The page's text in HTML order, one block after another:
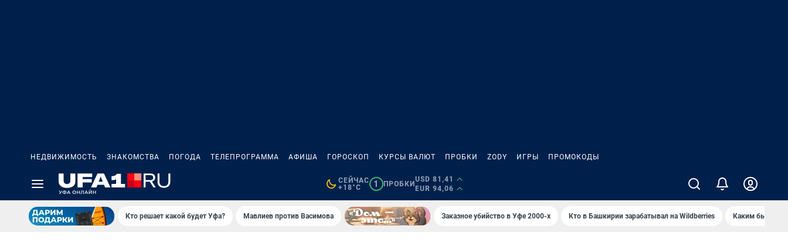
НЕДВИЖИМОСТЬ ЗНАКОМСТВА ПОГОДА ТЕЛЕПРОГРАММА АФИША ГОРОСКОП КУРСЫ ВАЛЮТ ПРОБКИ ZODY ИГРЫ ПРОМОКОДЫ
СЕЙЧАС
+18°C
1 ПРОБКИ
USD 81,41
EUR 94,06
Кто решает какой будет Уфа? Мавлиев против Васимова Заказное убийство в Уфе 2000-х Кто в Башкирии зарабатывал на Wildberries Каким было